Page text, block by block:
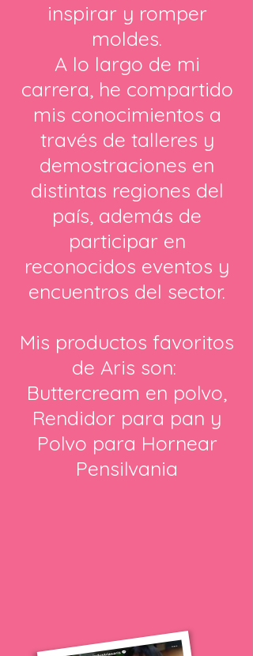
inspirar y romper
moldes.
A lo largo de mi
carrera, he compartido
mis conocimientos a
través de talleres y
demostraciones en
distintas regiones del
país, además de
participar en
reconocidos eventos y
encuentros del sector.
Mis productos favoritos
de Aris son:
Buttercream en polvo,
Rendidor para pan y
Polvo para Hornear
Pensilvania